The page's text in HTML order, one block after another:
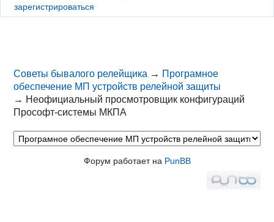
зарегистрироваться
Советы бывалого релейщика → Програмное
обеспечение МП устройств релейной защиты
→ Неофициальный просмотровщик конфигураций
Прософт-системы МКПА
Форум работает на PunBB